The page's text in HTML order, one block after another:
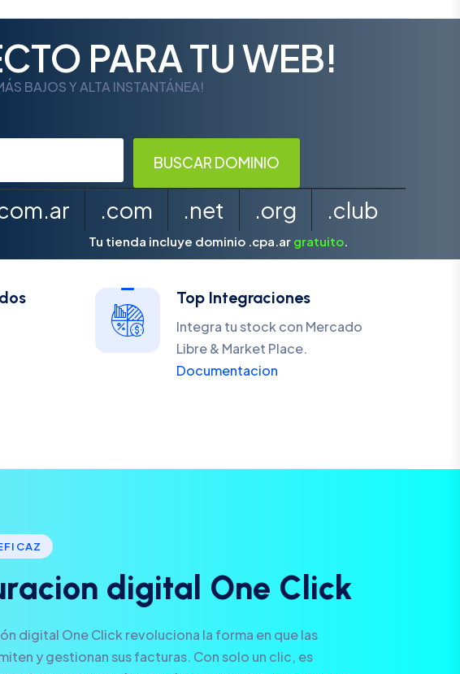
PARA TU WEB!
BAJOS Y ALTA INSTANTÁNEA!
.com .net .org .club
Tu tienda incluye dominio .cpa.ar gratuito.
Top Integraciones
Integra tu stock con Mercado
Libre & Market Place.
Documentacion
racion d igita One C ick
digital One Click revoluciona la forma en que las
y gestionan sus facturas. Con solo un clic, es